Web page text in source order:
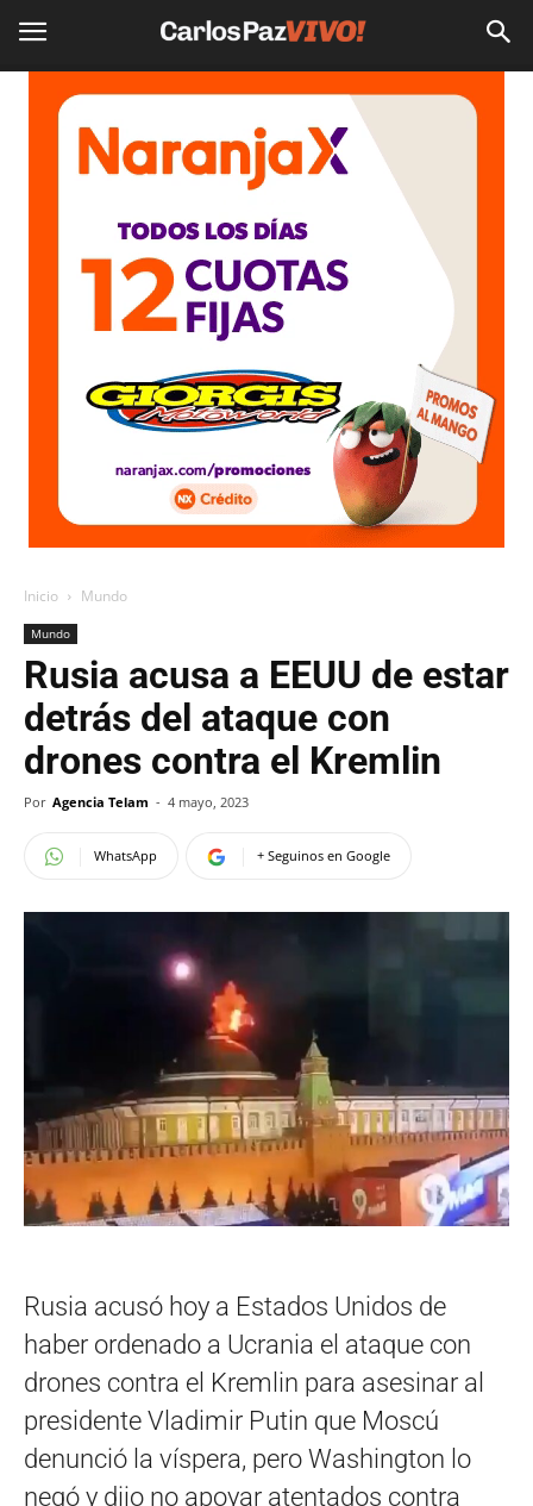
Inicio Mundo
Mundo
Rusia acusa a EEUU de estar
detrás del ataque con
drones contra el Kremlin
Por Agencia Telam - 4 mayo, 2023
WhatsApp + Seguinos en Google
Rusia acusó hoy a Estados Unidos de
haber ordenado a Ucrania el ataque con
drones contra el Kremlin para asesinar al
presidente Vladimir Putin que Moscú
denunció la víspera, pero Washington lo
negó y dijo no apoyar atentados contra